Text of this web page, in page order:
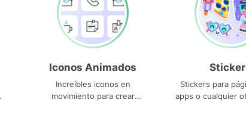
Iconos Animados
Increíbles iconos en
movimiento para crear
Stickers para
apps o cualquier